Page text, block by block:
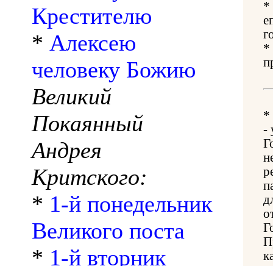
Крестителю
* Алексею
человеку Божию
Великий
Покаянный
Андрея
Критского:
* 1-й понедельник
Великого поста
* 1-й вторник
*
*
*
-